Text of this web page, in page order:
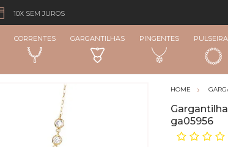
10X SEM JUROS
CORRENTES GARGANTILHAS PINGENTES
ga05956